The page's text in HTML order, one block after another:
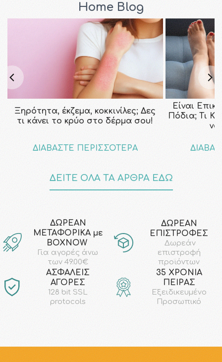
Home Blog
Ξηρότητα, έκζεμα, κοκκινίλες; Δες
τι κάνει το κρύο στο δέρμα σου!
ΔΙΑΒΑΣΤΕ ΠΕΡΙΣΣΟΤΕΡΑ
Είναι
Πόδια; Τι
να
ΔΕΙΤΕ ΟΛΑ ΤΑ ΑΡΘΡΑ ΕΔΩ
ΔΩΡΕΑΝ
ΜΕΤΑΦΟΡΙΚΑ με
ΒΟΧΝΟW
Για αγορές άνω
των 49.00€
ΔΩΡΕΑΝ
ΕΠΙΣΤΡΟΦΕΣ
Δωρεάν
επιστροφή
προϊόντων
AΣΦΑΛΕΙΣ
ΑΓΟΡΕΣ
128 bit SSL
protocols
35 ΧΡΟΝΙΑ
ΠΕΙΡΑΣ
Εξειδικευμένο
Προσωπικό